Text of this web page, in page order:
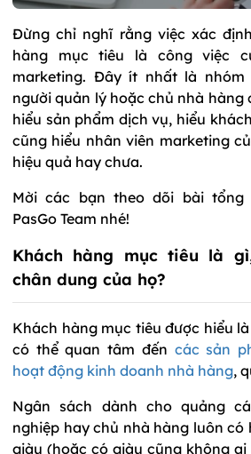
Đừng chỉ nghĩ rằng việc xác
hàng mục tiêu là công việc
marketing. Đây ít nhất là
người quản lý hoặc chủ nhà hàng
hiểu sản phẩm dịch vụ, hiểu
cũng hiểu nhân viên marketing
hiệu quả hay chưa.
Mời các bạn theo dõi bài tổng
PasGo Team nhé!
Khách hàng mục tiêu là
chân dung của họ?
Khách hàng mục tiêu được hiểu
có thể quan tâm đến các sản
hoạt động kinh doanh nhà hàng,
Ngân sách dành cho quảng
nghiệp hay chủ nhà hàng luôn có
giàu (hoặc có giàu cũng không